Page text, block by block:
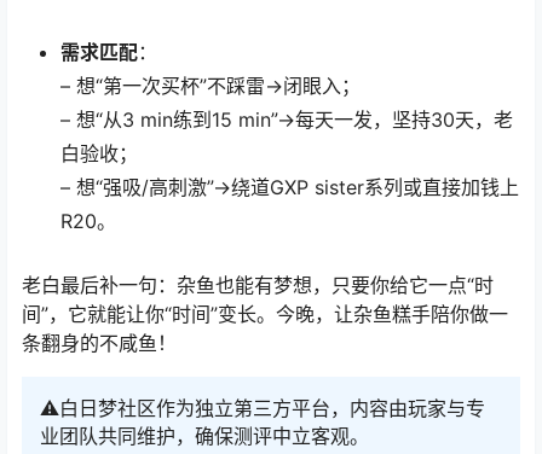
需求匹配：
– 想“第一次买杯”不踩雷→闭眼入；
– 想“从3 min练到15 min”→每天一发，坚持30天，老
白验收；
– 想“强吸/高刺激”→绕道GXP sister系列或直接加钱上
R20。
老白最后补一句：杂鱼也能有梦想，只要你给它一点“时
间”，它就能让你“时间”变长。今晚，让杂鱼糕手陪你做一
条翻身的不咸鱼！
⚠️白日梦社区作为独立第三方平台，内容由玩家与专
业团队共同维护，确保测评中立客观。